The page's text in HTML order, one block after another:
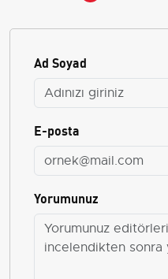
Ad Soyad
E-posta
Yorumunuz